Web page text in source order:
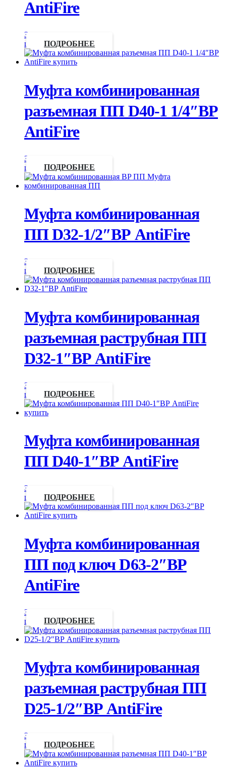
AntiFire
Запросить
цену
ПОДРОБНЕЕ
Муфта комбинированная
разъемная ПП D40-1 1/4″ВР
AntiFire
Запросить
цену
ПОДРОБНЕЕ
Муфта комбинированная
ПП D32-1/2″ВР AntiFire
Запросить
цену
ПОДРОБНЕЕ
Муфта комбинированная
разъемная раструбная ПП
D32-1″ВР AntiFire
Запросить
цену
ПОДРОБНЕЕ
Муфта комбинированная
ПП D40-1″ВР AntiFire
Запросить
цену
ПОДРОБНЕЕ
Муфта комбинированная
ПП под ключ D63-2″ВР
AntiFire
Запросить
цену
ПОДРОБНЕЕ
Муфта комбинированная
разъемная раструбная ПП
D25-1/2″ВР AntiFire
Запросить
цену
ПОДРОБНЕЕ